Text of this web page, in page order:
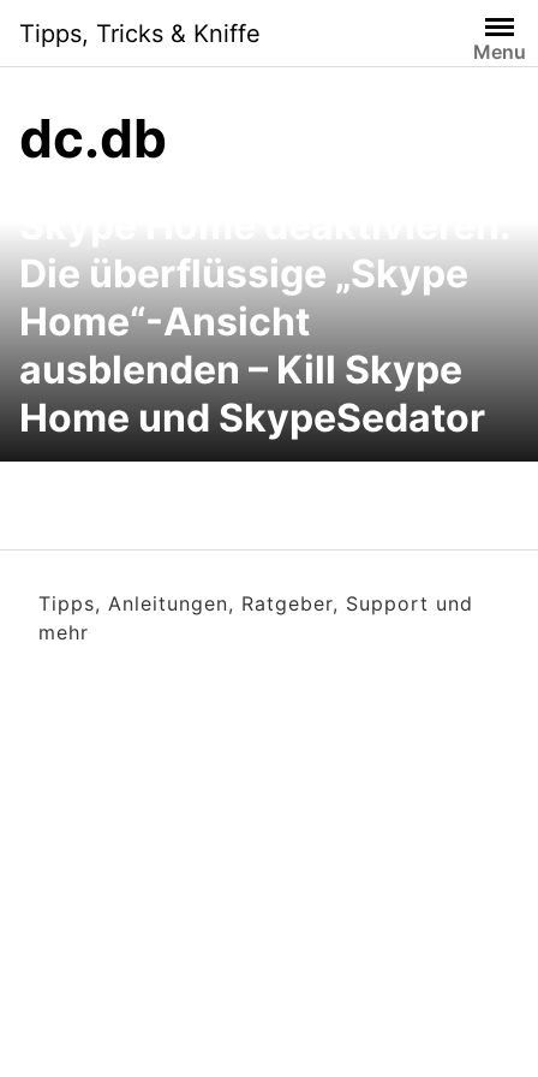
content
Tipps, Tricks & Kniffe
Menu
dc.db
Die überflüssige „Skype
Home“-Ansicht
ausblenden – Kill Skype
Home und SkypeSedator
Tipps, Anleitungen, Ratgeber, Support und
mehr